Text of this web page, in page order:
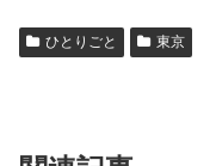
ひとりごと 東京